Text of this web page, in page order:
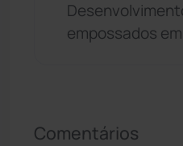
empossados
Comentários